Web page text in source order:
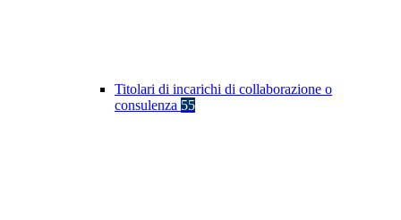
Titolari di incarichi di collaborazione o
consulenza 55